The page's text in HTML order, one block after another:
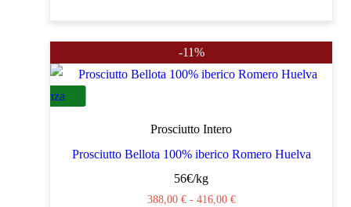
prodotto
ha
Le
opzioni
possono
essere
-11%
Senza
Prosciutto Intero
Prosciutto Bellota 100% iberico Romero Huelva
56€/kg
388,00 € - 416,00 €Fascia